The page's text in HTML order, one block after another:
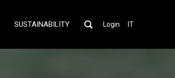
SUSTAINABILITY Login IT